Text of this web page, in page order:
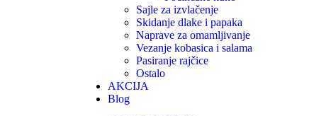
Sajle za izvlačenje
Skidanje dlake i papaka
Naprave za omamljivanje
Vezanje kobasica i salama
Pasiranje rajčice
Ostalo
AKCIJA
Blog